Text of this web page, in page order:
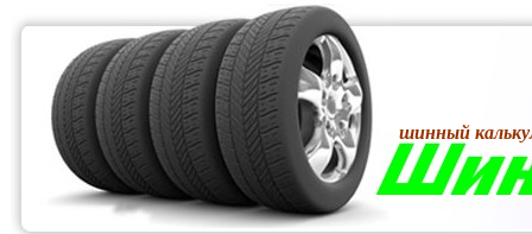
шинный